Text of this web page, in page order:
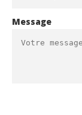
Message